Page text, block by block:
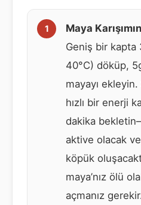
Maya
Geniş bir kapta
40°C) döküp,
mayayı
hızlı bir enerji
dakika
aktive olacak ve
köpük
maya’nız ölü
açmanız